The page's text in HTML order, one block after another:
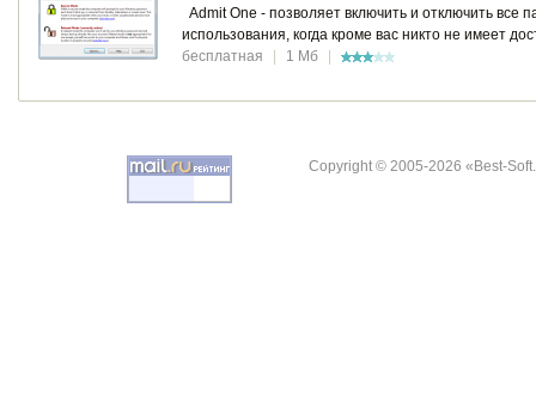
Admit One - позволяет включить и отключить
использования, когда кроме вас никто не имеет
бесплатная
| 1 Мб |
Copyright © 2005-2026 «Best-